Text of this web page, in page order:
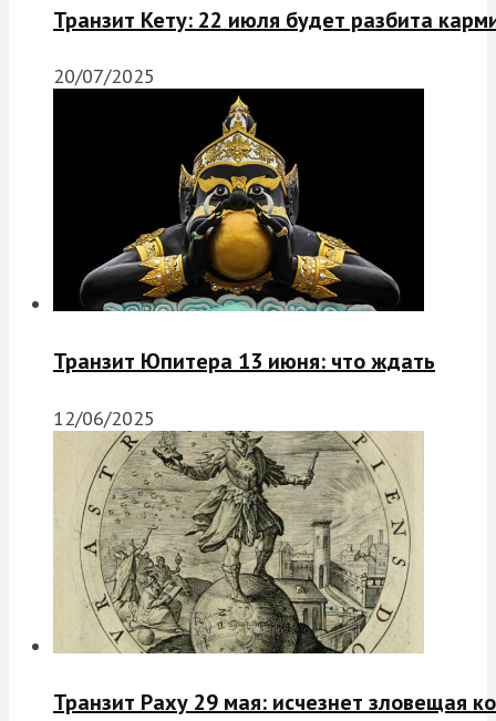
Транзит Кету: 22 июля будет разбита
20/07/2025
Транзит Юпитера 13 июня: что ждать
12/06/2025
Транзит Раху 29 мая: исчезнет зловещая